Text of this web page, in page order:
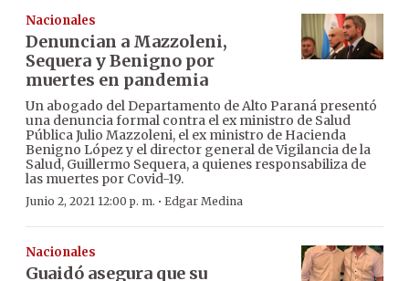
Nacionales
Denuncian a Mazzoleni,
Sequera y Benigno por
muertes en pandemia
Un abogado del Departamento de Alto Paraná presentó
una denuncia formal contra el ex ministro de Salud
Pública Julio Mazzoleni, el ex ministro de Hacienda
Benigno López y el director general de Vigilancia de la
Salud, Guillermo Sequera, a quienes responsabiliza de
las muertes por Covid-19.
Junio 2, 2021 12:00 p. m. · Edgar Medina
Nacionales
Guaidó asegura que su